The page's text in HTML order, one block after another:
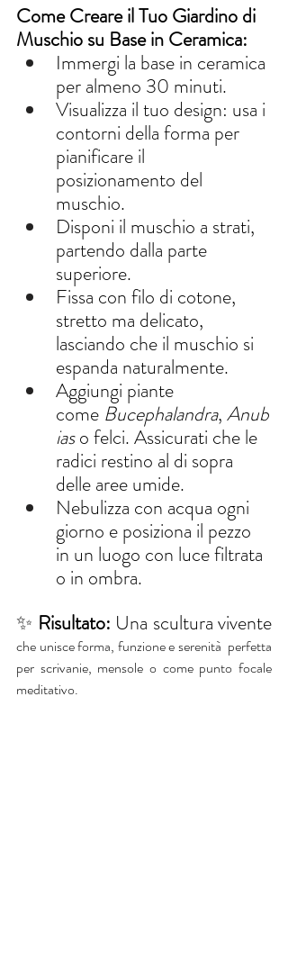
Come Creare il Tuo Giardino di
Muschio su Base in Ceramica:
Immergi la base in ceramica
per almeno 30 minuti.
Visualizza il tuo design: usa i
contorni della forma per
pianificare il
posizionamento del
muschio.
Disponi il muschio a strati,
partendo dalla parte
superiore.
Fissa con filo di cotone,
stretto ma delicato,
lasciando che il muschio si
espanda naturalmente.
Aggiungi piante
come Bucephalandra, Anub
ias o felci. Assicurati che le
radici restino al di sopra
delle aree umide.
Nebulizza con acqua ogni
giorno e posiziona il pezzo
in un luogo con luce filtrata
o in ombra.
✨ Risultato: Una scultura vivente
che unisce forma, funzione e serenità  perfetta
per scrivanie, mensole o come punto focale
meditativo.